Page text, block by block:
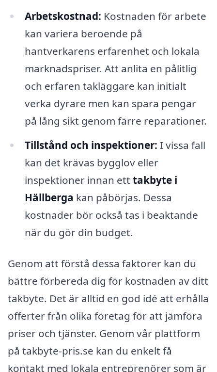
Arbetskostnad: Kostnaden för arbete
kan variera beroende på
hantverkarens erfarenhet och lokala
marknadspriser. Att anlita en pålitlig
och erfaren takläggare kan initialt
verka dyrare men kan spara pengar
på lång sikt genom färre reparationer.
Tillstånd och inspektioner: I vissa fall
kan det krävas bygglov eller
inspektioner innan ett takbyte i
Hällberga kan påbörjas. Dessa
kostnader bör också tas i beaktande
när du gör din budget.
Genom att förstå dessa faktorer kan du
bättre förbereda dig för kostnaden av ditt
takbyte. Det är alltid en god idé att erhålla
offerter från olika företag för att jämföra
priser och tjänster. Genom vår plattform
på takbyte-pris.se kan du enkelt få
kontakt med lokala entreprenörer som är